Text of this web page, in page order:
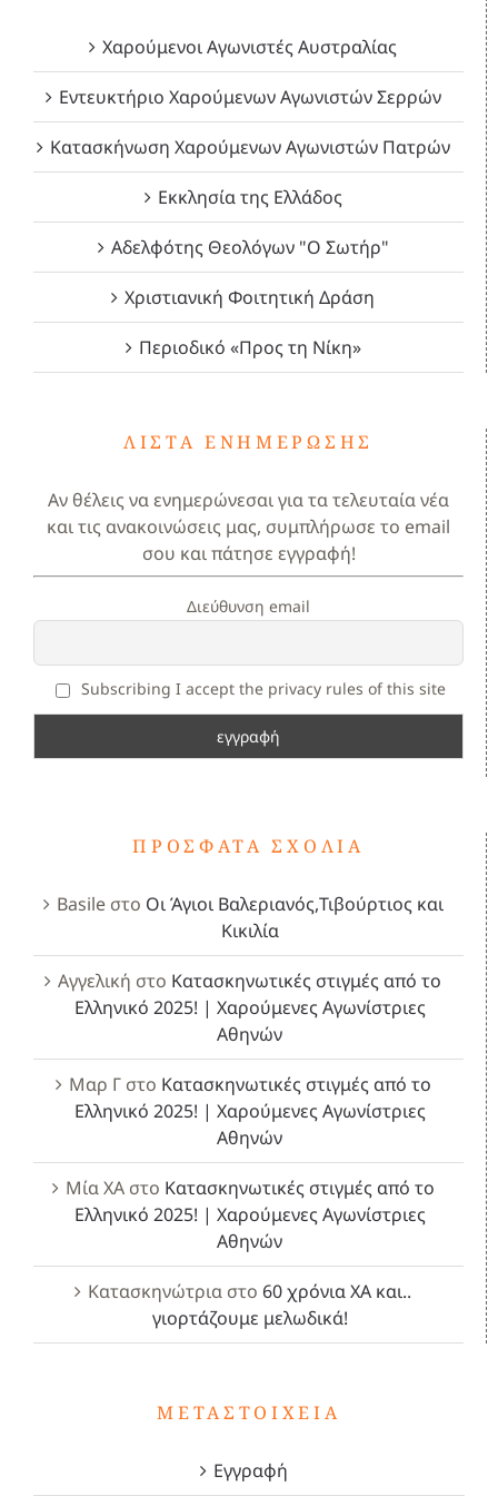
Χαρούμενοι Αγωνιστές Αυστραλίας
Εντευκτήριο Χαρούμενων Αγωνιστών Σερρών
Κατασκήνωση Χαρούμενων Αγωνιστών Πατρών
Εκκλησία της Ελλάδος
Αδελφότης Θεολόγων "Ο Σωτήρ"
Χριστιανική Φοιτητική Δράση
Περιοδικό «Προς τη Νίκη»
ΛΊΣΤΑ ΕΝΗΜΈΡΩΣΗΣ
Αν θέλεις να ενημερώνεσαι για τα τελευταία νέα
και τις ανακοινώσεις μας, συμπλήρωσε το email
σου και πάτησε εγγραφή!
Διεύθυνση email
Subscribing I accept the privacy rules of this site
ΠΡΌΣΦΑΤΑ ΣΧΌΛΙΑ
Basileστο Οι Άγιοι Βαλεριανός,Τιβούρτιος και
Κικιλία
Αγγελική στο Κατασκηνωτικές στιγμές από το
Ελληνικό 2025! | Χαρούμενες Αγωνίστριες
Αθηνών
Μαρ Γστο Κατασκηνωτικές στιγμές από το
Ελληνικό 2025! | Χαρούμενες Αγωνίστριες
Αθηνών
Μία ΧΑστο Κατασκηνωτικές στιγμές από το
Ελληνικό 2025! | Χαρούμενες Αγωνίστριες
Αθηνών
Κατασκηνώτρια στο 60 χρόνια ΧΑ και..
γιορτάζουμε μελωδικά!
ΜΕΤΑΣΤΟΙΧΕΊΑ
Εγγραφή